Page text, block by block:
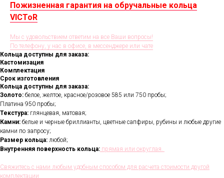
Пожизненная гарантия на обручальные кольца
VICToR
Мы с удовольствием ответим на все Ваши вопросы!
По телефону, у нас в офисе, в мессенджере или чате
Кольца доступны для заказа:
Кастомизация
Комплектация
Срок изготовления
Кольца доступны для заказа:
Золото: белое, желтое, красное/розовое 585 или 750 пробы;
Платина 950 пробы;
Текстура: глянцевая, матовая;
Камни: белые и черные бриллианты, цветные сапфиры, рубины и любые другие
камни по запросу;
Размер кольца: любой;
Внутренняя поверхность кольца: прямая или округлая.
Свяжитесь с нами любым удобным способом для расчета стоимости другой
комплектации